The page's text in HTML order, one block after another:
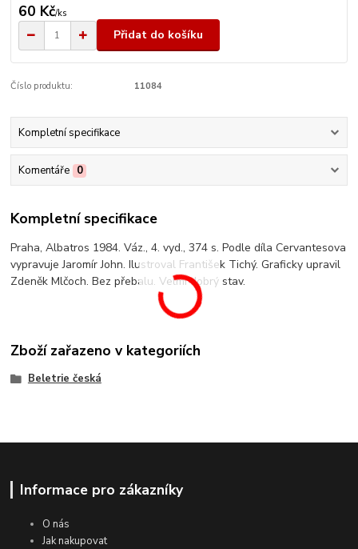
60 Kč/ks
Přidat do košíku
Číslo produktu: 11084
Kompletní specifikace
Komentáře 0
Kompletní specifikace
Praha, Albatros 1984. Váz., 4. vyd., 374 s. Podle díla Cervantesova
vypravuje Jaromír John. Ilustroval František Tichý. Graficky upravil
Zdeněk Mlčoch. Bez přebalu. Velmi dobrý stav.
Zboží zařazeno v kategoriích
Beletrie česká
Informace pro zákazníky
O nás
Jak nakupovat